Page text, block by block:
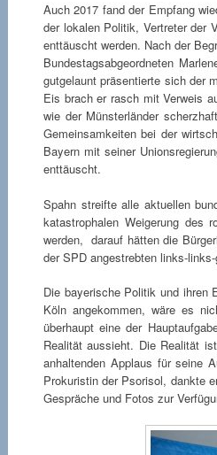
Auch 2017 fand der Empfang
der lokalen Politik, Vertreter der
enttäuscht werden. Nach der
Bundestagsabgeordneten
gutgelaunt präsentierte sich der
Eis brach er rasch mit Verweis
wie der Münsterländer
Gemeinsamkeiten bei der
Bayern mit seiner
enttäuscht.
Spahn streifte alle aktuellen
katastrophalen Weigerung des
werden, darauf hätten die
der SPD angestrebten links-
Die bayerische Politik und ihren
Köln angekommen, wäre es
überhaupt eine der
Realität aussieht. Die Realität
anhaltenden Applaus für seine
Prokuristin der Psorisol, dankte
Gespräche und Fotos zur